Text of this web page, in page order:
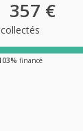
357 €
collectés
financé